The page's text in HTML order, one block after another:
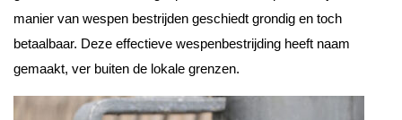
manier van wespen bestrijden geschiedt grondig en toch
betaalbaar. Deze effectieve wespenbestrijding heeft naam
gemaakt, ver buiten de lokale grenzen.